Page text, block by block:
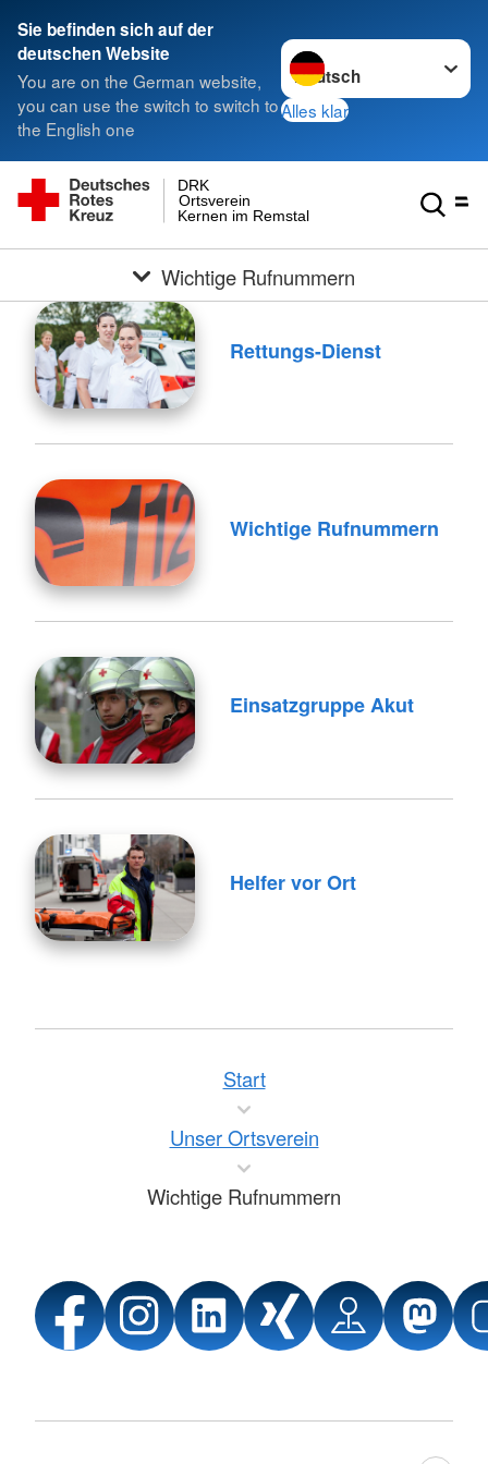
Sie befinden sich auf der
deutschen Website
You are on the German website,
you can use the switch to switch to
the English one
Sprache wechseln zu
Alles klar
Kernen im Remstal
Ortsverein
DRK
Wichtige Rufnummern
Rettungs-Dienst
Wichtige Rufnummern
Einsatzgruppe Akut
Helfer vor Ort
Start
Unser Ortsverein
Wichtige Rufnummern